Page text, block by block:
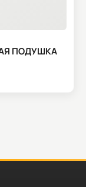
ПОДУШКА